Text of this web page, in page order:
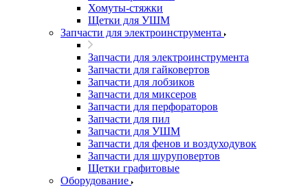
Хомуты-стяжки
Щетки для УШМ
Запчасти для электроинструмента
Запчасти для электроинструмента
Запчасти для гайковертов
Запчасти для лобзиков
Запчасти для миксеров
Запчасти для перфораторов
Запчасти для пил
Запчасти для УШМ
Запчасти для фенов и воздуходувок
Запчасти для шуруповертов
Щетки графитовые
Оборудование